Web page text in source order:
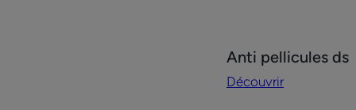
Anti
pellicules
Anti pellicules ds
Découvrir